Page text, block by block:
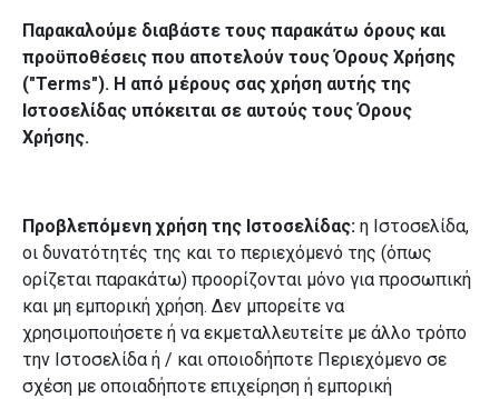
Παρακαλούμε διαβάστε τους παρακάτω όρους και
προϋποθέσεις που αποτελούν τους Όρους Χρήσης
("Terms"). Η από μέρους σας χρήση αυτής της
Ιστοσελίδας υπόκειται σε αυτούς τους Όρους
Χρήσης.
Προβλεπόμενη χρήση της Ιστοσελίδας: η Ιστοσελίδα,
οι δυνατότητές της και το περιεχόμενό της (όπως
ορίζεται παρακάτω) προορίζονται μόνο για προσωπική
και μη εμπορική χρήση. Δεν μπορείτε να
χρησιμοποιήσετε ή να εκμεταλλευτείτε με άλλο τρόπο
την Ιστοσελίδα ή / και οποιοδήποτε Περιεχόμενο σε
σχέση με οποιαδήποτε επιχείρηση ή εμπορική